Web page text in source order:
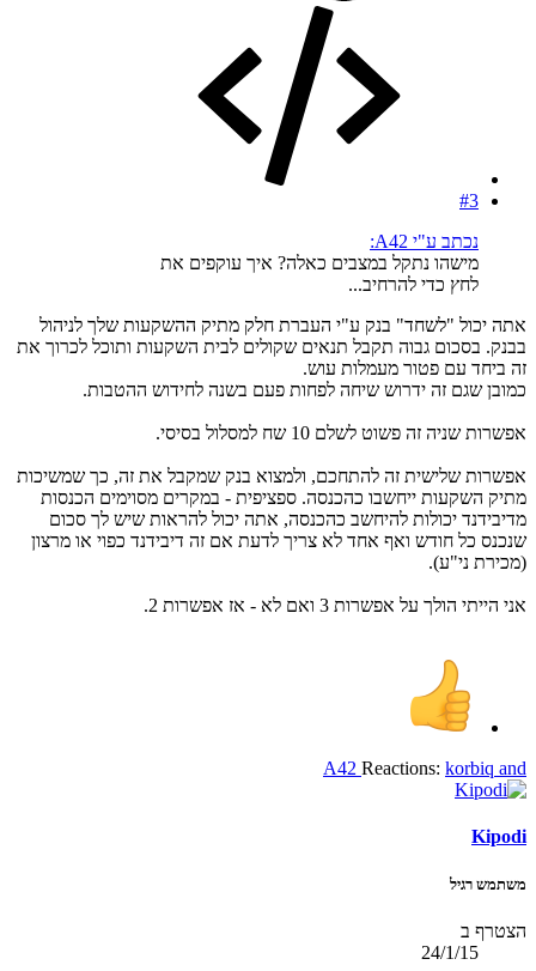
#3
נכתב ע"י A42:
מישהו נתקל במצבים כאלה? איך עוקפים את
לחץ כדי להרחיב...
אתה יכול "לשחד" בנק ע"י העברת חלק מתיק ההשקעות שלך לניהול
בבנק. בסכום גבוה תקבל תנאים שקולים לבית השקעות ותוכל לכרוך את
זה ביחד עם פטור מעמלות עוש.
כמובן שגם זה ידרוש שיחה לפחות פעם בשנה לחידוש ההטבות.
אפשרות שניה זה פשוט לשלם 10 שח למסלול בסיסי.
אפשרות שלישית זה להתחכם, ולמצוא בנק שמקבל את זה, כך שמשיכות
מתיק השקעות ייחשבו כהכנסה. ספציפית - במקרים מסוימים הכנסות
מדיבידנד יכולות להיחשב כהכנסה, אתה יכול להראות שיש לך סכום
שנכנס כל חודש ואף אחד לא צריך לדעת אם זה דיבידנד כפוי או מרצון
(מכירת ני"ע).
אני הייתי הולך על אפשרות 3 ואם לא - אז אפשרות 2.
Reactions: korbiq and
A42
Kipodi
משתמש רגיל
הצטרף ב
24/1/15